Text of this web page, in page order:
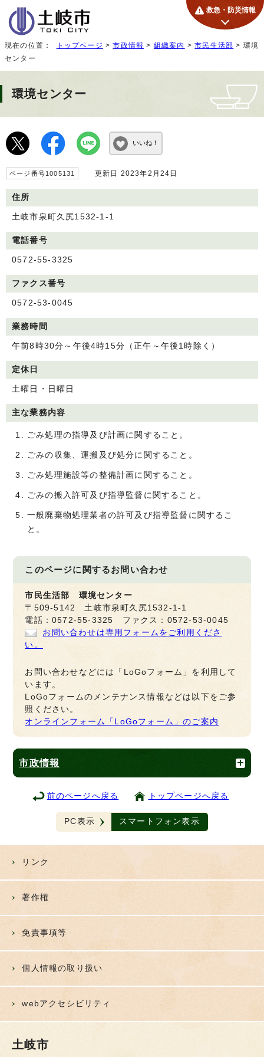
救急・防災情報
現在の位置： トップページ >市政情報 > 組織案内 >市民生活部 > 環境
センター
環境センター
いいね！
ページ番号1005131 更新日 2023年2月24日
住所
土岐市泉町久尻1532-1-1
電話番号
0572-55-3325
ファクス番号
0572-53-0045
業務時間
午前8時30分～午後4時15分（正午～午後1時除く）
定休日
土曜日・日曜日
主な業務内容
ごみ処理の指導及び計画に関すること。
ごみの収集、運搬及び処分に関すること。
ごみ処理施設等の整備計画に関すること。
ごみの搬入許可及び指導監督に関すること。
一般廃棄物処理業者の許可及び指導監督に関するこ
と。
このページに関するお問い合わせ
市民生活部 環境センター
〒509-5142 土岐市泉町久尻1532-1-1
電話：0572-55-3325 ファクス：0572-53-0045
お問い合わせは専用フォームをご利用くださ
い。
お問い合わせなどには「LoGoフォーム」を利用して
います。
LoGoフォームのメンテナンス情報などは以下をご参
照ください。
オンラインフォーム「LoGoフォーム」のご案内
市政情報
前のページへ戻る トップページへ戻る
PC表示 スマートフォン表示
リンク
著作権
免責事項等
個人情報の取り扱い
webアクセシビリティ
土岐市